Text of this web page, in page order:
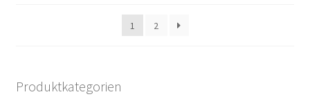
1 2
Produktkategorien